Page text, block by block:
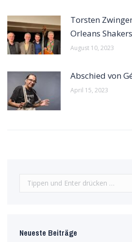
Torsten
Orleans
August 10, 2023
Abschied von
April 15, 2023
Search:
Neueste Beiträge